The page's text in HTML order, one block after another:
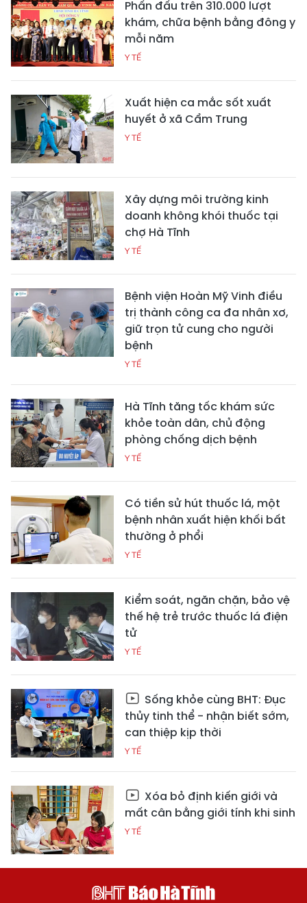
Phấn đấu trên 310.000 lượt
khám, chữa bệnh bằng đông y
mỗi năm
Y TẾ
Xuất hiện ca mắc sốt xuất
huyết ở xã Cẩm Trung
Y TẾ
Xây dựng môi trường kinh
doanh không khói thuốc tại
chợ Hà Tĩnh
Y TẾ
Bệnh viện Hoàn Mỹ Vinh điều
trị thành công ca đa nhân xơ,
giữ trọn tử cung cho người
bệnh
Y TẾ
Hà Tĩnh tăng tốc khám sức
khỏe toàn dân, chủ động
phòng chống dịch bệnh
Y TẾ
Có tiền sử hút thuốc lá, một
bệnh nhân xuất hiện khối bất
thường ở phổi
Y TẾ
Kiểm soát, ngăn chặn, bảo vệ
thế hệ trẻ trước thuốc lá điện
tử
Y TẾ
Sống khỏe cùng BHT: Đục
thủy tinh thể - nhận biết sớm,
can thiệp kịp thời
Y TẾ
Xóa bỏ định kiến giới và
mất cân bằng giới tính khi sinh
Y TẾ